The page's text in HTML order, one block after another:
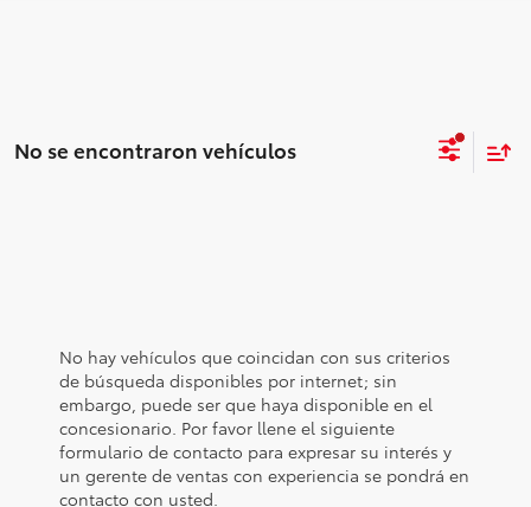
No se encontraron vehículos
No hay vehículos que coincidan con sus criterios
de búsqueda disponibles por internet; sin
embargo, puede ser que haya disponible en el
concesionario. Por favor llene el siguiente
formulario de contacto para expresar su interés y
un gerente de ventas con experiencia se pondrá en
contacto con usted.